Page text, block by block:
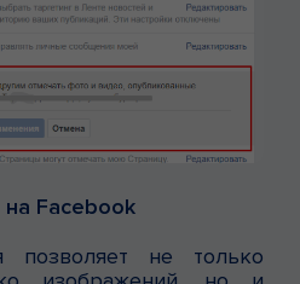
Facebook
позволяет не только